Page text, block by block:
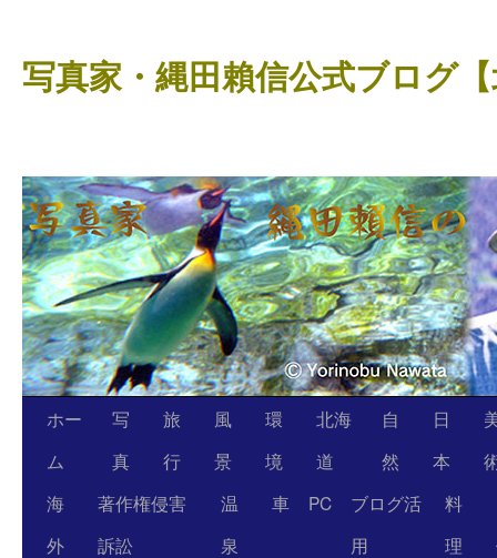
テ
ン
ッ
プ
写真家・縄田賴信公式ブログ
ホー
ム
写
真
旅
行
風
景
環
境
北海
道
自
然
日
本
海
外
著作権侵害
訴訟
温
泉
車 PC
ブログ活
用
料
理